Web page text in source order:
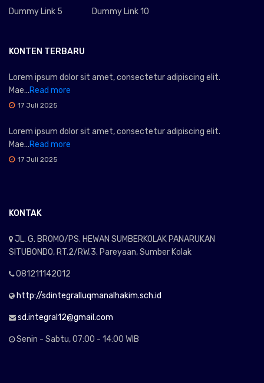
Dummy Link 5 Dummy Link 10
KONTEN TERBARU
Lorem ipsum dolor sit amet, consectetur adipiscing elit.
Mae...Read more
17 Juli 2025
Lorem ipsum dolor sit amet, consectetur adipiscing elit.
Mae...Read more
17 Juli 2025
KONTAK
JL. G. BROMO/PS. HEWAN SUMBERKOLAK PANARUKAN
SITUBONDO, RT.2/RW.3. Pareyaan, Sumber Kolak
081211142012
http://sdintegralluqmanalhakim.sch.id
sd.integral12@gmail.com
Senin - Sabtu, 07:00 - 14:00 WIB